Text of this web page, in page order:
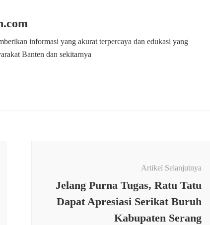
informasi yang akurat terpercaya dan edukasi yang
Banten dan sekitarnya
Artikel Selanjutnya
Jelang Purna Tugas, Ratu Tatu
Dapat Apresiasi Serikat Buruh
Kabupaten Serang